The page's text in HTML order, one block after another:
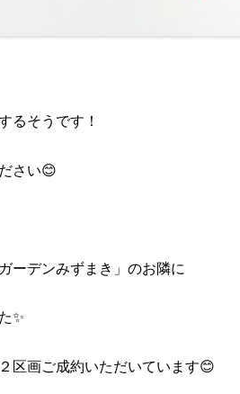
るそうです！
さい😊
ーデンみずまき」のお隣に
✨
区画ご成約いただいています😊